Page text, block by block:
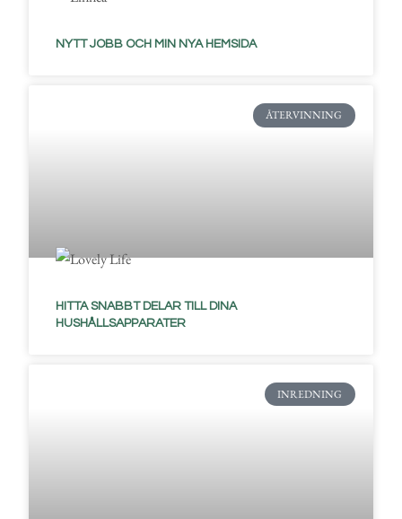
NYTT JOBB OCH MIN NYA HEMSIDA
ÅTERVINNING
HITTA SNABBT DELAR TILL DINA
HUSHÅLLSAPPARATER
INREDNING